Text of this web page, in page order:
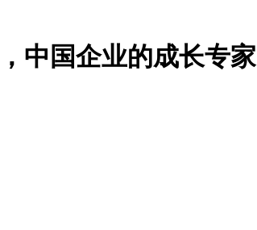
中国企业的成长专家